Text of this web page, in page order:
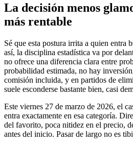
La decisión menos
más rentable
Sé que esta postura irrita a quien entra
así, la disciplina estadística va por
no ofrece una diferencia clara entre
probabilidad estimada, no hay
comisión incluida, y en partidos de
suele esconderse bastante bien, casi
Este viernes 27 de marzo de 2026, el
entra exactamente en esa categoría.
del favorito, poca nitidez en el precio,
antes del inicio. Pasar de largo no es